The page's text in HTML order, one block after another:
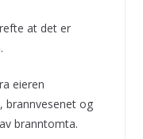
at det er
eieren
brannvesenet og
branntomta.